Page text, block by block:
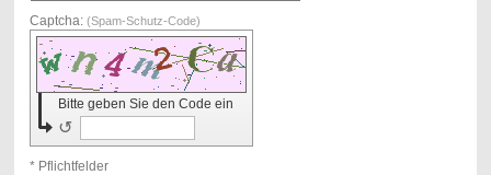
Captcha: (Spam-Schutz-Code)
Bitte geben Sie den Code ein
↺
* Pflichtfelder